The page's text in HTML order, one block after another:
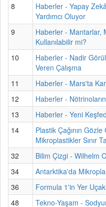
8
Haberler - Yapay
Yardımcı Oluyor
9
Haberler - Mantarlar,
Kullanılabilir mi?
10
Haberler - Nadir
Veren Çalışma
11
Haberler - Mars'ta
12
Haberler -
13
Haberler - Yeni
14
Plastik Çağının
Mikroplastikler Sınır
32
Bilim Çizgi - Wilhelm
34
Antarktika'da
36
Formula 1'in Yer
48
Tekno-Yaşam -